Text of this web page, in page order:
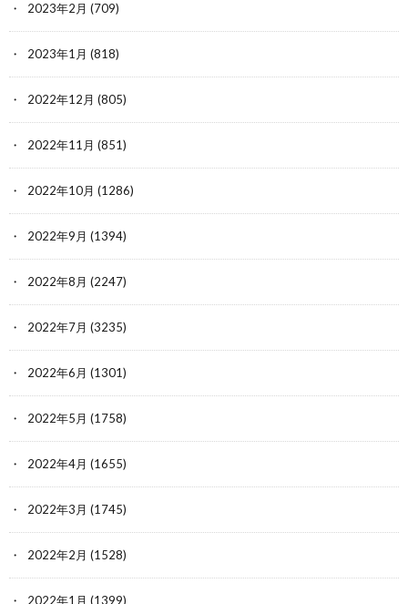
2023年2月 (709)
2023年1月 (818)
2022年12月 (805)
2022年11月 (851)
2022年10月 (1286)
2022年9月 (1394)
2022年8月 (2247)
2022年7月 (3235)
2022年6月 (1301)
2022年5月 (1758)
2022年4月 (1655)
2022年3月 (1745)
2022年2月 (1528)
2022年1月 (1399)